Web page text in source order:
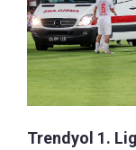
Trendyol 1.